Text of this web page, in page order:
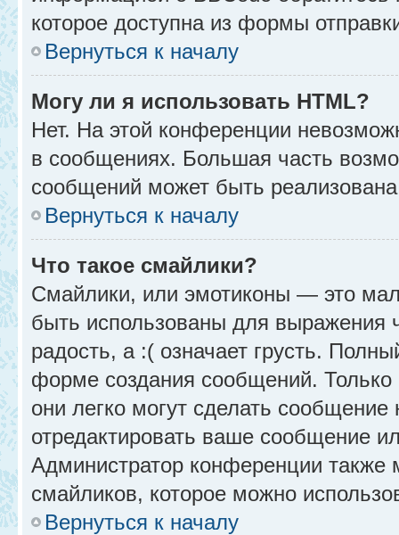
которое доступна из формы
Вернуться к началу
Могу ли я использовать HTML?
Нет. На этой конференции
в сообщениях. Большая часть
сообщений может быть
Вернуться к началу
Что такое смайлики?
Смайлики, или эмотиконы — это
быть использованы для выражения
радость, а :( означает грусть.
форме создания сообщений. Только
они легко могут сделать
отредактировать ваше сообщение
Администратор конференции также
смайликов, которое можно
Вернуться к началу